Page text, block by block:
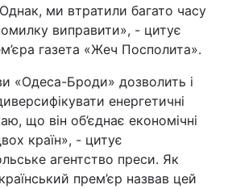
ми втратили багато часу
виправити», - цитує
газета «Жеч Посполита».
«Одеса-Броди» дозволить і
енергетичні
що він об’єднає економічні
країн», - цитує
агентство преси. Як
прем’єр назвав цей